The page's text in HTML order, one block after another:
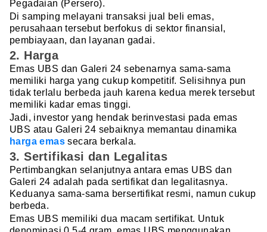
Pegadaian (Persero).
Di samping melayani transaksi jual beli emas,
perusahaan tersebut berfokus di sektor finansial,
pembiayaan, dan layanan gadai.
2. Harga
Emas UBS dan Galeri 24 sebenarnya sama-sama
memiliki harga yang cukup kompetitif. Selisihnya pun
tidak terlalu berbeda jauh karena kedua merek tersebut
memiliki kadar emas tinggi.
Jadi, investor yang hendak berinvestasi pada emas
UBS atau Galeri 24 sebaiknya memantau dinamika
harga emas secara berkala.
3. Sertifikasi dan Legalitas
Pertimbangkan selanjutnya antara emas UBS dan
Galeri 24 adalah pada sertifikat dan legalitasnya.
Keduanya sama-sama bersertifikat resmi, namun cukup
berbeda.
Emas UBS memiliki dua macam sertifikat. Untuk